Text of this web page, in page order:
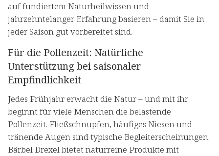
auf fundiertem Naturheilwissen und
jahrzehntelanger Erfahrung basieren – damit Sie in
jeder Saison gut vorbereitet sind.
Für die Pollenzeit: Natürliche
Unterstützung bei saisonaler
Empfindlichkeit
Jedes Frühjahr erwacht die Natur – und mit ihr
beginnt für viele Menschen die belastende
Pollenzeit. Fließschnupfen, häufiges Niesen und
tränende Augen sind typische Begleiterscheinungen.
Bärbel Drexel bietet naturreine Produkte mit